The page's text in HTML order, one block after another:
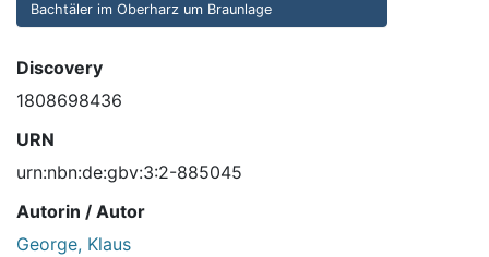
Bachtäler im Oberharz um Braunlage
Discovery
1808698436
URN
urn:nbn:de:gbv:3:2-885045
Autorin / Autor
George, Klaus